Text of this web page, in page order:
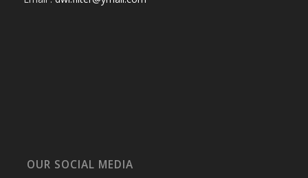
OUR SOCIAL MEDIA